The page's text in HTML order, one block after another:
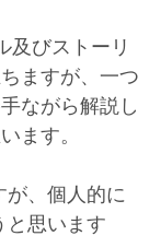
及びストーリ
ますが、一つ
ながら解説し
ます。
が、個人的に
と思います